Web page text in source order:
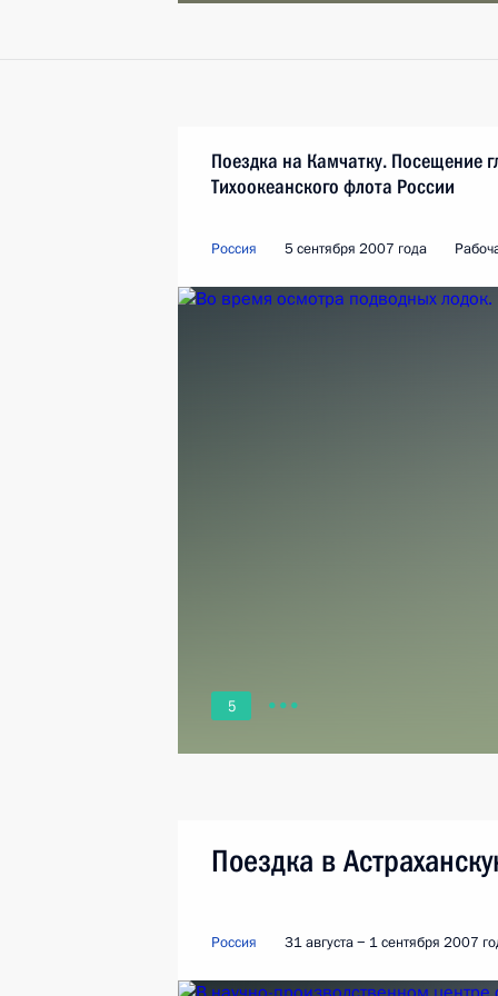
Поездка на Камчатку. Посещение
Тихоокеанского флота России
Россия 5 сентября 2007 года
5
Поездка в
Россия 31 августа − 1 сентября 2007